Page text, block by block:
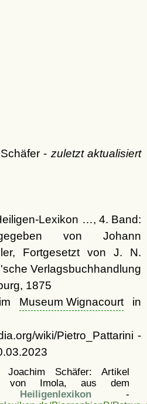
- zuletzt aktualisiert
Lexikon …, 4. Band:
von Johann
Fortgesetzt von J. N.
Verlagsbuchhandlung
1875
Museum Wignacourtin
wiki/Pietro_Pattarini -
Joachim Schäfer: Artikel
von Imola, aus dem
Heiligenlexikon -